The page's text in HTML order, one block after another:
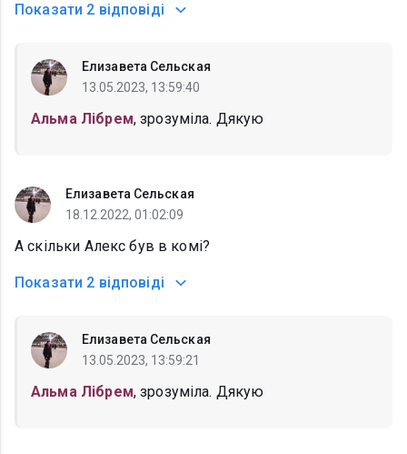
Показати 2 відповіді
Елизавета Сельская
13.05.2023, 13:59:40
Альма Лібрем, зрозуміла. Дякую
Елизавета Сельская
18.12.2022, 01:02:09
А скільки Алекс був в комі?
Показати 2 відповіді
Елизавета Сельская
13.05.2023, 13:59:21
Альма Лібрем, зрозуміла. Дякую